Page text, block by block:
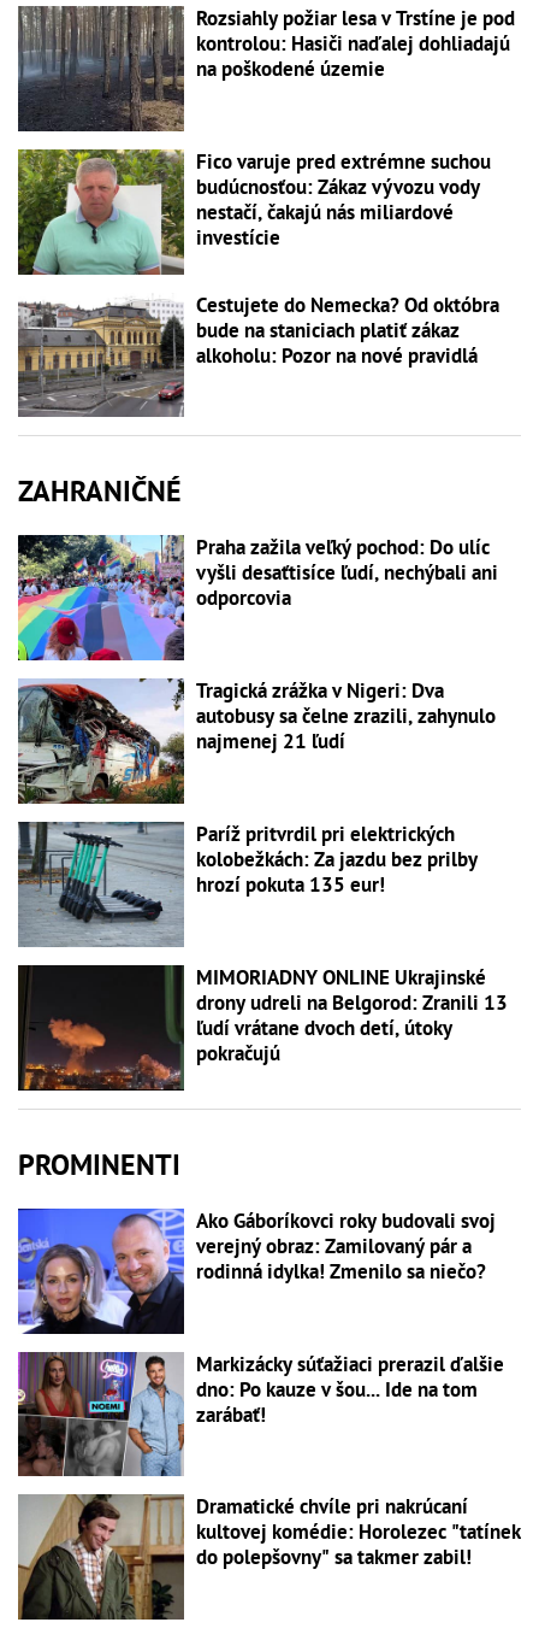
Rozsiahly požiar lesa v Trstíne je pod
kontrolou: Hasiči naďalej dohliadajú
na poškodené územie
Fico varuje pred extrémne suchou
budúcnosťou: Zákaz vývozu vody
nestačí, čakajú nás miliardové
investície
Cestujete do Nemecka? Od októbra
bude na staniciach platiť zákaz
alkoholu: Pozor na nové pravidlá
ZAHRANIČNÉ
Praha zažila veľký pochod: Do ulíc
vyšli desaťtisíce ľudí, nechýbali ani
odporcovia
Tragická zrážka v Nigeri: Dva
autobusy sa čelne zrazili, zahynulo
najmenej 21 ľudí
Paríž pritvrdil pri elektrických
kolobežkách: Za jazdu bez prilby
hrozí pokuta 135 eur!
MIMORIADNY ONLINE Ukrajinské
drony udreli na Belgorod: Zranili 13
ľudí vrátane dvoch detí, útoky
pokračujú
PROMINENTI
Ako Gáboríkovci roky budovali svoj
verejný obraz: Zamilovaný pár a
rodinná idylka! Zmenilo sa niečo?
Markizácky súťažiaci prerazil ďalšie
dno: Po kauze v šou... Ide na tom
zarábať!
Dramatické chvíle pri nakrúcaní
kultovej komédie: Horolezec "tatínek
do polepšovny" sa takmer zabil!